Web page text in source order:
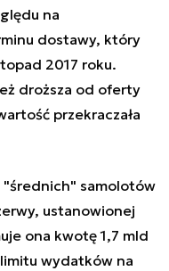
na
dostawy, który
2017 roku.
droższa od oferty
przekraczała
"średnich" samolotów
ustanowionej
ona kwotę 1,7 mld
wydatków na